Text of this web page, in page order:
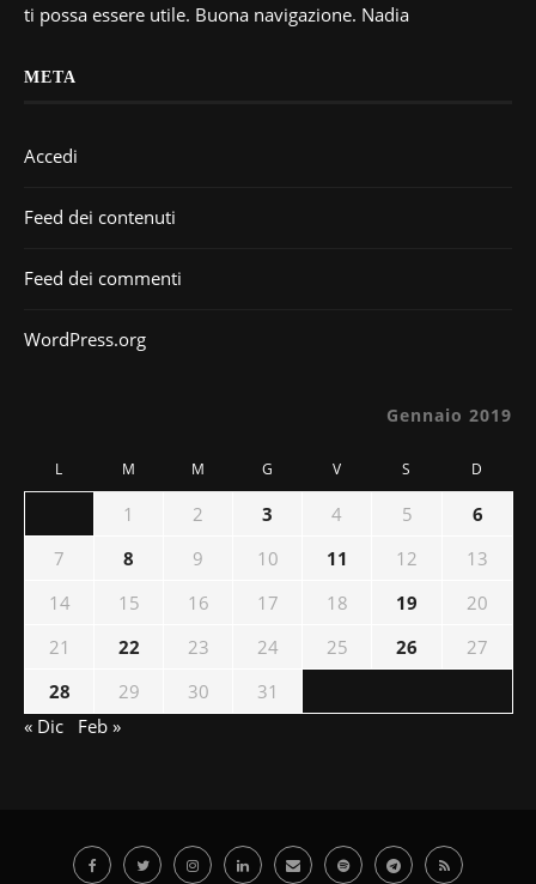
ti possa essere utile. Buona navigazione. Nadia
META
Accedi
Feed dei contenuti
Feed dei commenti
WordPress.org
Gennaio 2019
L M M G V S D
1 2 3 4 5
6
7
8 9 10 11 12
13
14
15 16 17 18 19
20
21
22 23 24 25 26
27
28
29 30
31
« Dic
Feb »